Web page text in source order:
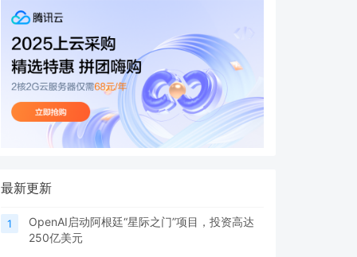
最新更新
1
OpenAI启动阿根廷“星际之门”项目，投资高达
250亿美元